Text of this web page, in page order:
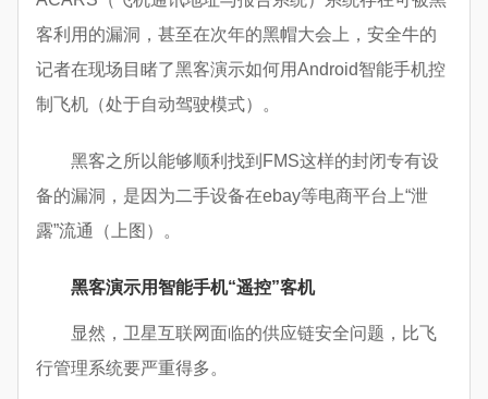
客利用的漏洞，甚至在次年的黑帽大会上，安全牛的
记者在现场目睹了黑客演示如何用Android智能手机控
制飞机（处于自动驾驶模式）。
黑客之所以能够顺利找到FMS这样的封闭专有设
备的漏洞，是因为二手设备在ebay等电商平台上“泄
露”流通（上图）。
黑客演示用智能手机“遥控”客机
显然，卫星互联网面临的供应链安全问题，比飞
行管理系统要严重得多。